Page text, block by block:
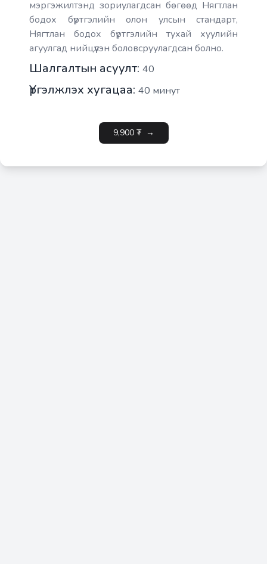
мэргэжилтэнд зориулагдсан бөгөөд Нягтлан
бодох бүртгэлийн олон улсын стандарт,
Нягтлан бодох бүртгэлийн тухай хуулийн
агуулгад нийцүүлэн боловсруулагдсан болно.
Шалгалтын асуулт: 40
Үргэлжлэх хугацаа: 40 минут
9,900₮ →